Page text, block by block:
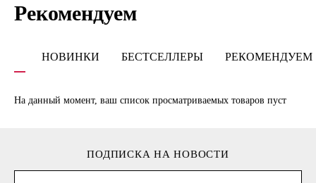
Рекомендуем
НОВИНКИ БЕСТСЕЛЛЕРЫ РЕКОМЕНДУЕМ
На данный момент, ваш список просматриваемых товаров пуст
ПОДПИСКА НА НОВОСТИ